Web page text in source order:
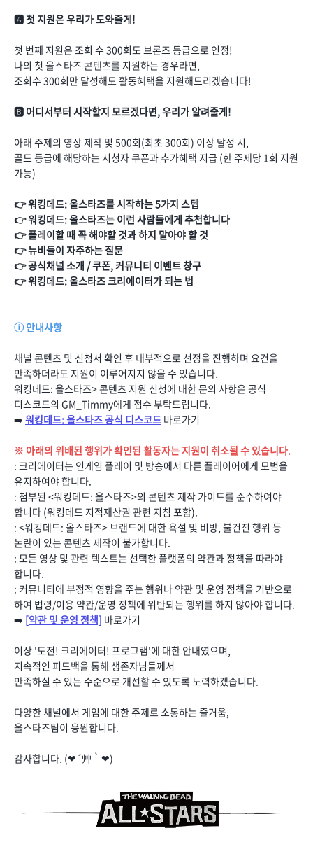
🅰️ 첫 지원은 우리가 도와줄게!
첫 번째 지원은 조회 수 300회도 브론즈 등급으로 인정!
나의 첫 올스타즈 콘텐츠를 지원하는 경우라면,
조회수 300회만 달성해도 활동혜택을 지원해드리겠습니다!
🅱️ 어디서부터 시작할지 모르겠다면, 우리가 알려줄게!
아래 주제의 영상 제작 및 500회(최초 300회) 이상 달성 시,
골드 등급에 해당하는 시청자 쿠폰과 추가혜택 지급 (한 주제당 1회 지원
가능)
👉 워킹데드: 올스타즈를 시작하는 5가지 스텝
👉 워킹데드: 올스타즈는 이런 사람들에게 추천합니다
👉 플레이할 때 꼭 해야할 것과 하지 말아야 할 것
👉 뉴비들이 자주하는 질문
👉 공식채널 소개 / 쿠폰, 커뮤니티 이벤트 창구
👉 워킹데드: 올스타즈 크리에이터가 되는 법
ⓘ 안내사항
채널 콘텐츠 및 신청서 확인 후 내부적으로 선정을 진행하며 요건을
만족하더라도 지원이 이루어지지 않을 수 있습니다.
워킹데드: 올스타즈> 콘텐츠 지원 신청에 대한 문의 사항은 공식
디스코드의 GM_Timmy에게 접수 부탁드립니다.
➡️ 워킹데드: 올스타즈 공식 디스코드 바로가기
※ 아래의 위배된 행위가 확인된 활동자는 지원이 취소될 수 있습니다.
: 크리에이터는 인게임 플레이 및 방송에서 다른 플레이어에게 모범을
유지하여야 합니다.
: 첨부된 <워킹데드: 올스타즈>의 콘텐츠 제작 가이드를 준수하여야
합니다 (워킹데드 지적재산권 관련 지침 포함).
: <워킹데드: 올스타즈> 브랜드에 대한 욕설 및 비방, 불건전 행위 등
논란이 있는 콘텐츠 제작이 불가합니다.
: 모든 영상 및 관련 텍스트는 선택한 플랫폼의 약관과 정책을 따라야
합니다.
: 커뮤니티에 부정적 영향을 주는 행위나 약관 및 운영 정책을 기반으로
하여 법령/이용 약관/운영 정책에 위반되는 행위를 하지 않아야 합니다.
➡️ [약관 및 운영 정책] 바로가기
이상 '도전! 크리에이터! 프로그램'에 대한 안내였으며,
지속적인 피드백을 통해 생존자님들께서
만족하실 수 있는 수준으로 개선할 수 있도록 노력하겠습니다.
다양한 채널에서 게임에 대한 주제로 소통하는 즐거움,
올스타즈팀이 응원합니다.
감사합니다. (❤´艸｀❤)